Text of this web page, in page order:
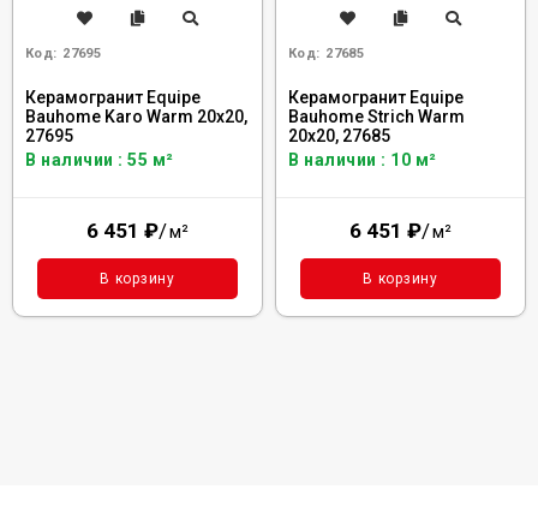
Код: 27695
Керамогранит Equipe
Bauhome Karo Warm 20x20,
27695
В наличии : 55 м²
6 451 ₽/м²
В корзину
Код: 27685
Керамогранит Equipe
Bauhome Strich Warm
20x20, 27685
В наличии : 10 м²
6 451 ₽/м²
В корзину